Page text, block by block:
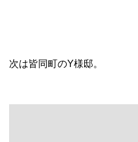
次は皆同町のY様邸。